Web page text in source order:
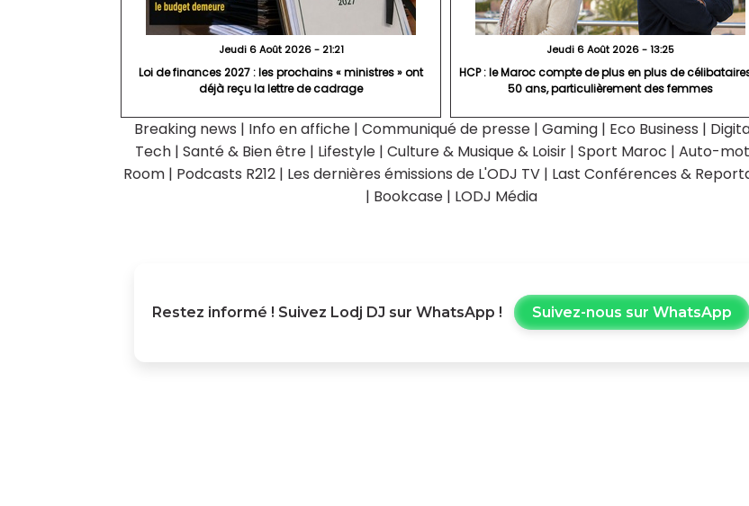
Jeudi 6 Août 2026 - 21:21
Loi de finances 2027 : les prochains « ministres » ont
déjà reçu la lettre de cadrage
Jeudi 6 Août 2026 - 13:25
HCP : le Maroc compte de plus en plus de
50 ans, particulièrement des femmes
Breaking news | Info en affiche | Communiqué de presse | Gaming | Eco Business |
Tech | Santé & Bien être | Lifestyle | Culture & Musique & Loisir | Sport Maroc | Auto-
Room | Podcasts R212 | Les dernières émissions de L'ODJ TV | Last Conférences &
| Bookcase | LODJ Média
Restez informé ! Suivez Lodj DJ sur WhatsApp ! Suivez-nous sur WhatsApp